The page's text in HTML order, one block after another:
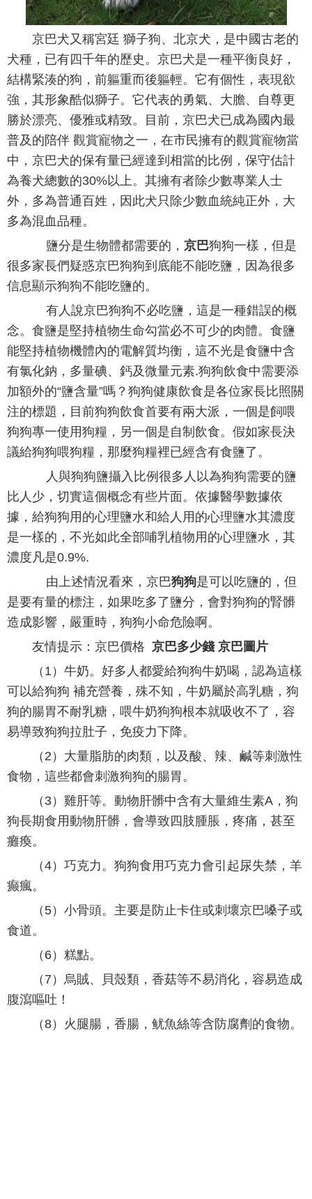
京巴犬又稱宮廷 獅子狗、北京犬，是中國古老的
犬種，已有四千年的歷史。京巴犬是一種平衡良好，
結構緊湊的狗，前軀重而後軀輕。它有個性，表現欲
強，其形象酷似獅子。它代表的勇氣、大膽、自尊更
勝於漂亮、優雅或精致。目前，京巴犬已成為國內最
普及的陪伴 觀賞寵物之一，在市民擁有的觀賞寵物當
中，京巴犬的保有量已經達到相當的比例，保守估計
為養犬總數的30%以上。其擁有者除少數專業人士
外，多為普通百姓，因此犬只除少數血統純正外，大
多為混血品種。
鹽分是生物體都需要的， 京巴狗狗一樣，但是
很多家長們疑惑京巴狗狗到底能不能吃鹽，因為很多
信息顯示狗狗不能吃鹽的。
有人說京巴狗狗不必吃鹽，這是一種錯誤的概
念。食鹽是堅持植物生命勾當必不可少的肉體。食鹽
能堅持植物機體內的電解質均衡，這不光是食鹽中含
有氯化鈉，多量碘、鈣及微量元素.狗狗飲食中需要添
加額外的“鹽含量”嗎？狗狗健康飲食是各位家長比照關
注的標題，目前狗狗飲食首要有兩大派，一個是飼喂
狗狗專一使用狗糧，另一個是自制飲食。假如家長決
議給狗狗喂狗糧，那麼狗糧裡已經含有食鹽了。
人與狗狗鹽攝入比例很多人以為狗狗需要的鹽
比人少，切實這個概念有些片面。依據醫學數據依
據，給狗狗用的心理鹽水和給人用的心理鹽水其濃度
是一樣的，不光如此全部哺乳植物用的心理鹽水，其
濃度凡是0.9%.
由上述情況看來，京巴狗狗是可以吃鹽的，但
是要有量的標注，如果吃多了鹽分，會對狗狗的腎髒
造成影響，嚴重時，狗狗小命危險啊。
友情提示：京巴價格 京巴多少錢 京巴圖片
（1）牛奶。好多人都愛給狗狗牛奶喝，認為這樣
可以給狗狗 補充營養，殊不知，牛奶屬於高乳糖，狗
狗的腸胃不耐乳糖，喂牛奶狗狗根本就吸收不了，容
易導致狗狗拉肚子，免疫力下降。
（2）大量脂肪的肉類，以及酸、辣、鹹等刺激性
食物，這些都會刺激狗狗的腸胃。
（3）雞肝等。動物肝髒中含有大量維生素A，狗
狗長期食用動物肝髒，會導致四肢腫脹，疼痛，甚至
癱瘓。
（4）巧克力。狗狗食用巧克力會引起尿失禁，羊
癫瘋。
（5）小骨頭。主要是防止卡住或刺壞京巴嗓子或
食道。
（6）糕點。
（7）烏賊、貝殼類，香菇等不易消化，容易造成
腹瀉嘔吐！
（8）火腿腸，香腸，鱿魚絲等含防腐劑的食物。